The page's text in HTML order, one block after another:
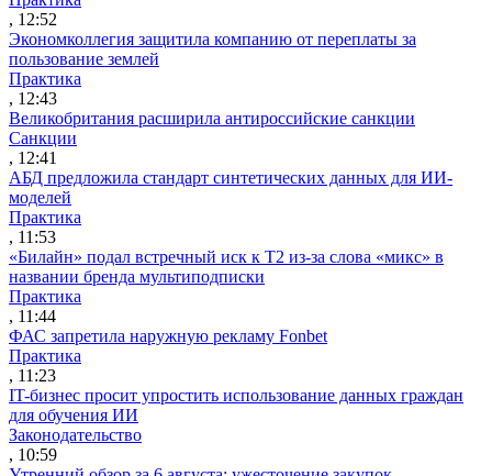
, 12:52
Экономколлегия защитила компанию от переплаты за
пользование землей
Практика
, 12:43
Великобритания расширила антироссийские санкции
Санкции
, 12:41
АБД предложила стандарт синтетических данных для ИИ-
моделей
Практика
, 11:53
«Билайн» подал встречный иск к Т2 из-за слова «микс» в
названии бренда мультиподписки
Практика
, 11:44
ФАС запретила наружную рекламу Fonbet
Практика
, 11:23
IT-бизнес просит упростить использование данных граждан
для обучения ИИ
Законодательство
, 10:59